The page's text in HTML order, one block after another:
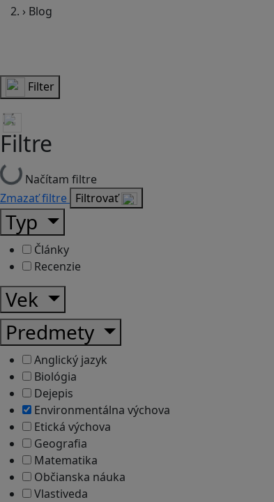
› Blog
Filter
Filtre
Načítam filtre
Zmazať filtre Filtrovať
Typ
Články
Recenzie
Vek
Predmety
Anglický jazyk
Biológia
Dejepis
Environmentálna výchova
Etická výchova
Geografia
Matematika
Občianska náuka
Vlastiveda